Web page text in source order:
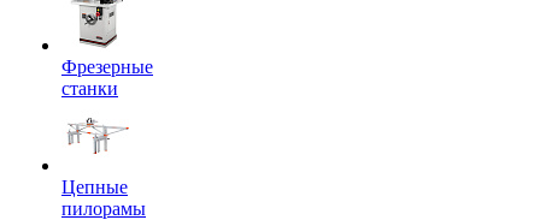
Фрезерные
станки
Цепные
пилорамы